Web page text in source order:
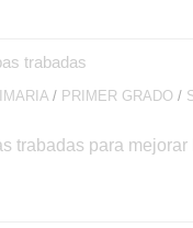
/ PRIMER GRADO /
trabadas para